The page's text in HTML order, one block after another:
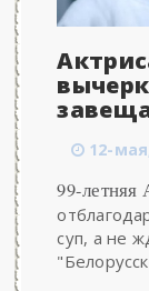
12-
99-летняя
суп, а не